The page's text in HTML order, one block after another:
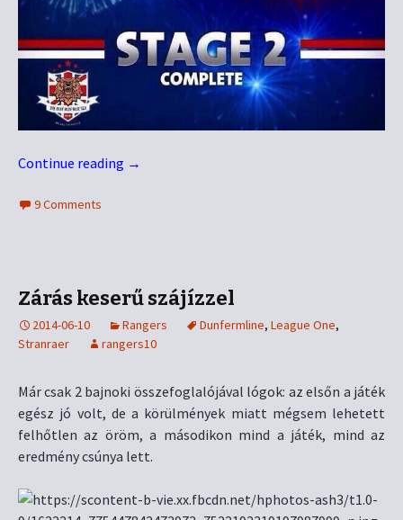
Continue reading →
9 Comments
Zárás keserű szájízzel
2014-06-10 Rangers Dunfermline, League One,
Stranraer
rangers10
Már csak 2 bajnoki összefoglalójával lógok: az elsőn a játék
egész jó volt, de a körülmények miatt mégsem lehetett
felhőtlen az öröm, a másodikon mind a játék, mind az
eredmény csúnya lett.